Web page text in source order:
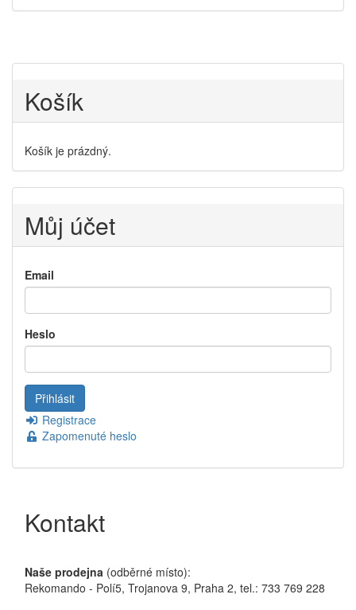
Košík
Košík je prázdný.
Můj účet
Email
Heslo
Registrace
Zapomenuté heslo
Kontakt
Naše prodejna (odběrné místo):
Rekomando - Polí5, Trojanova 9, Praha 2, tel.: 733 769 228